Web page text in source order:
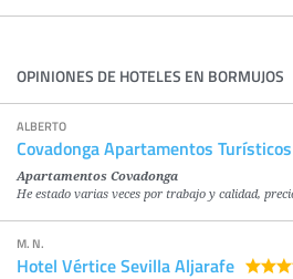
OPINIONES DE HOTELES EN BORMUJOS
ALBERTO
Covadonga Apartamentos Turísticos
Apartamentos Covadonga
He estado varias veces por trabajo y calidad,
M. N.
Hotel Vértice Sevilla Aljarafe